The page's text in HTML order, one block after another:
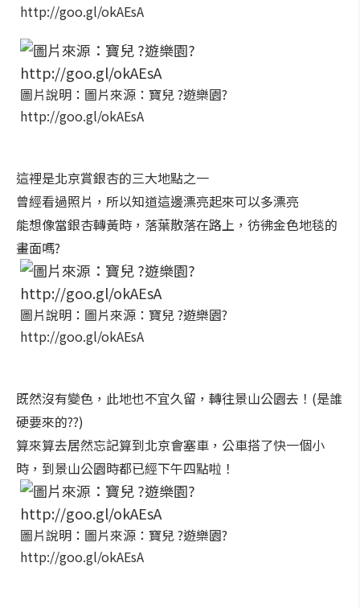
http://goo.gl/okAEsA
圖片說明：圖片來源：寶兒 ?遊樂園?
http://goo.gl/okAEsA
這裡是北京賞銀杏的三大地點之一
曾經看過照片，所以知道這邊漂亮起來可以多漂亮
能想像當銀杏轉黃時，落葉散落在路上，彷彿金色地毯的
畫面嗎?
圖片說明：圖片來源：寶兒 ?遊樂園?
http://goo.gl/okAEsA
既然沒有變色，此地也不宜久留，轉往景山公園去！(是誰
硬要來的??)
算來算去居然忘記算到北京會塞車，公車搭了快一個小
時，到景山公園時都已經下午四點啦！
圖片說明：圖片來源：寶兒 ?遊樂園?
http://goo.gl/okAEsA